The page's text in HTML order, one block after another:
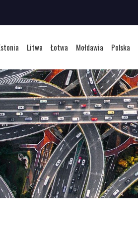
Litwa Łotwa Mołdawia Polska